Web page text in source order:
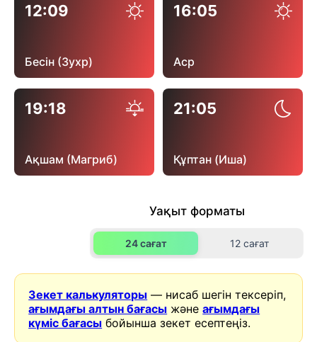
12:09
Бесін (Зухр)
16:05
Аср
19:18
Ақшам (Магриб)
21:05
Құптан (Иша)
Уақыт форматы
24 сағат 12 сағат
Зекет калькуляторы — нисаб шегін тексеріп,
ағымдағы алтын бағасы жәнеағымдағы
күміс бағасы бойынша зекет есептеңіз.